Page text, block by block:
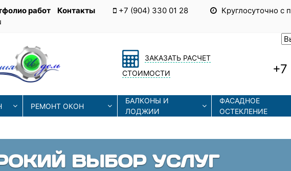
работ Контакты +7 (904) 330 01 28
Круглосуточно с
ЗАКАЗАТЬ РАСЧЕТ
СТОИМОСТИ
РЕМОНТ ОКОН
БАЛКОНЫ И
ЛОДЖИИ
ФАСАДНОЕ
ОСТЕКЛЕНИЕ
ВЫБОР УСЛУГ